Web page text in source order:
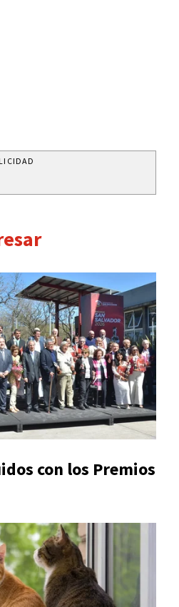
con los Premios